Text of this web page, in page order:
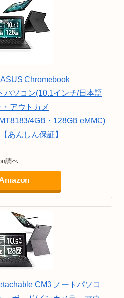
Chromebook
パソコン(10.1インチ/日本語
アウトカメ
4GB・128GB eMMC)
あんしん保証】
調べ
CM3 ノートパソコ